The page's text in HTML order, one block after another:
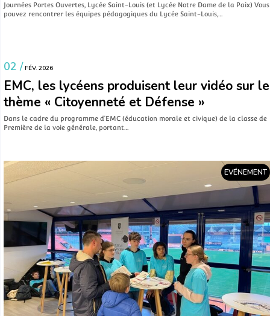
Journées Portes Ouvertes, Lycée Saint-Louis (et Lycée Notre Dame de la Paix) Vous
pouvez rencontrer les équipes pédagogiques du Lycée Saint-Louis,…
02 / FÉV. 2026
EMC, les lycéens produisent leur vidéo sur le
thème « Citoyenneté et Défense »
Dans le cadre du programme d’EMC (éducation morale et civique) de la classe de
Première de la voie générale, portant…
EVÉNEMENT